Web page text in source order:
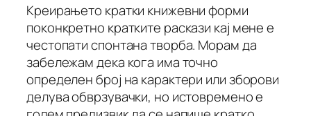
Креирањето кратки книжевни форми
поконкретно кратките раскази кај мене е
честопати спонтана творба. Морам да
забележам дека кога има точно
определен број на карактери или зборови
делува обврзувачки, но истовремено е